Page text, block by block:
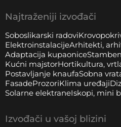
Najtraženiji izvođači
Soboslikarski radovi
ElektroinstalacijeArhitekti,
Adaptacija kupaonice
Kućni majstorHortikultura,
Postavljanje knaufaSobna
FasadeProzoriKlima uređaji
Solarne elektraneIskopi, mini
Izvođači u vašoj blizini